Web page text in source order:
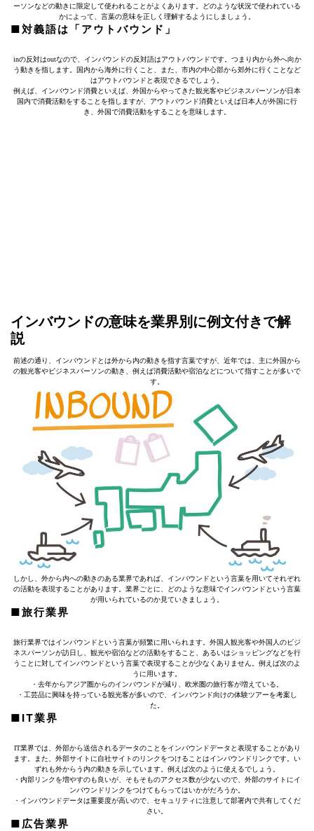
ーソンなどの動きに限定して使われることがよくあります。どのような状況で使われている
かによって、言葉の意味を正しく理解するようにしましょう。
■対義語は「アウトバウンド」
inの反対はoutなので、インバウンドの反対語はアウトバウンドです。つまり内から外へ向か
う動きを指します。国内から海外に行くこと、また、市内の中心部から郊外に行くことなど
はアウトバウンドと表現できるでしょう。
例えば、インバウンド消費といえば、外国からやってきた観光客やビジネスパーソンが日本
国内で消費活動をすることを指しますが、アウトバウンド消費といえば日本人が外国に行
き、外国で消費活動をすることを意味します。
インバウンドの意味を業界別に例文付きで解
説
前述の通り、インバウンドとは外から内の動きを指す言葉ですが、近年では、主に外国から
の観光客やビジネスパーソンの動き、例えば消費活動や宿泊などについて指すことが多いで
す。
しかし、外から内への動きのある業界であれば、インバウンドという言葉を用いてそれぞれ
の活動を表現することがあります。業界ごとに、どのような意味でインバウンドという言葉
が用いられているのか見ていきましょう。
■旅行業界
旅行業界ではインバウンドという言葉が頻繁に用いられます。外国人観光客や外国人のビジ
ネスパーソンが訪日し、観光や宿泊などの活動をすること、あるいはショッピングなどを行
うことに対してインバウンドという言葉で表現することが少なくありません。例えば次のよ
うに用います。
・去年からアジア圏からのインバウンドが減り、欧米圏の旅行客が増えている。
・工芸品に興味を持っている観光客が多いので、インバウンド向けの体験ツアーを考案し
た。
■IT業界
IT業界では、外部から送信されるデータのことをインバウンドデータと表現することがあり
ます。また、外部サイトに自社サイトのリンクをつけることはインバウンドリンクです。い
ずれも外からう内の動きを示しています。例えば次のように使えるでしょう。
・内部リンクを増やすのも良いが、そもそものアクセス数が少ないので、外部のサイトにイ
ンバウンドリンクをつけてもらってはいかがだろうか。
・インバウンドデータは重要度が高いので、セキュリティに注意して部署内で共有してくだ
さい。
■広告業界